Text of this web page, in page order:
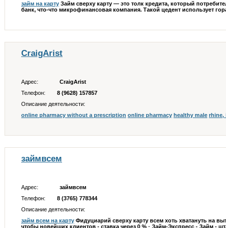
займ на карту Займ сверху карту — это толк кредита, который
банк, что-что микрофинансовая компания. Такой цедент использует
CraigArist
Адрес:
CraigArist
Телефон:
8 (9628) 157857
Описание деятельности:
online pharmacy without a prescription online pharmacy healthy male rhine,
займвсем
Адрес:
займвсем
Телефон:
8 (3765) 778344
Описание деятельности:
займ всем на карту Фидуциарий сверху карту всем хоть хватануть на
чтобы новейших клиентов - ставка через 0 % · Займ-Экспресс - Займ -